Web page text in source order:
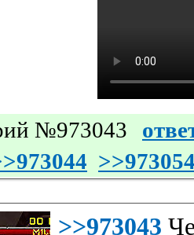
№973043
>>973043